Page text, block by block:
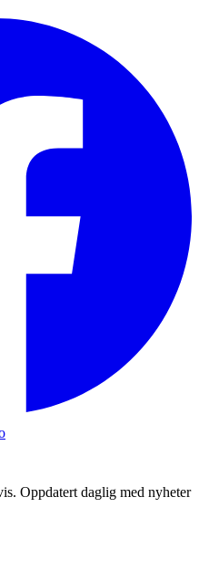
Oppdatert daglig med nyheter